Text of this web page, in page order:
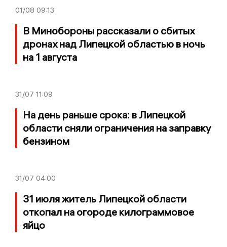
01/08 09:13
В Минобороны рассказали о сбитых
дронах над Липецкой областью в ночь
на 1 августа
31/07 11:09
На день раньше срока: в Липецкой
области сняли ограничения на заправку
бензином
31/07 04:00
31 июля житель Липецкой области
откопал на огороде килограммовое
яйцо